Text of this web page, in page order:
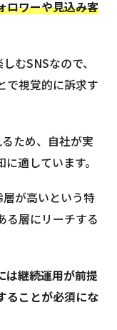
ロワーや見込み客
むSNSなので、
で視覚的に訴求す
ため、自社が実
適しています。
が高いという特
る層にリーチする
は継続運用が前提
ることが必須にな